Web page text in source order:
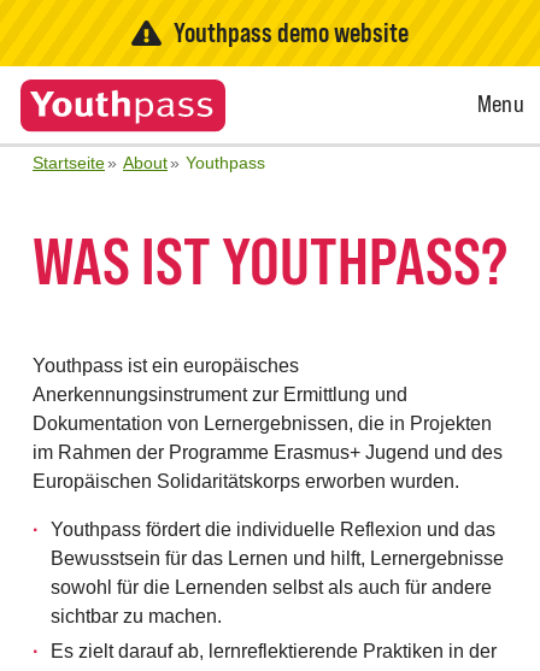
Youthpass demo website
Open
Menu
Startseite About Youthpass
WAS IST YOUTHPASS?
Youthpass ist ein europäisches
Anerkennungsinstrument zur Ermittlung und
Dokumentation von Lernergebnissen, die in Projekten
im Rahmen der Programme Erasmus+ Jugend und des
Europäischen Solidaritätskorps erworben wurden.
Youthpass fördert die individuelle Reflexion und das
Bewusstsein für das Lernen und hilft, Lernergebnisse
sowohl für die Lernenden selbst als auch für andere
sichtbar zu machen.
Es zielt darauf ab, lernreflektierende Praktiken in der